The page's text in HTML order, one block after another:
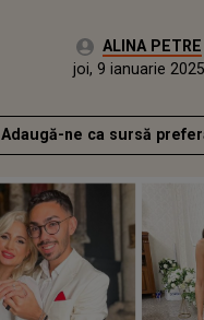
Autor:ALINA PETRE
Actualizat:
joi, 9 ianuarie 2025
Adaugă-ne ca sursă